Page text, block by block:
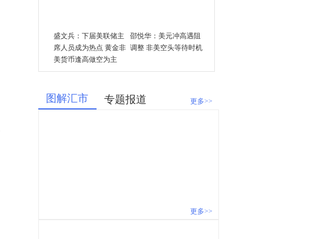
盛文兵：下届美联储主
席人员成为热点 黄金非
美货币逢高做空为主
邵悦华：美元冲高遇阻
调整 非美空头等待时机
邵悦华：美元空头动能
图解汇市 专题报道 更多>>
更多>>